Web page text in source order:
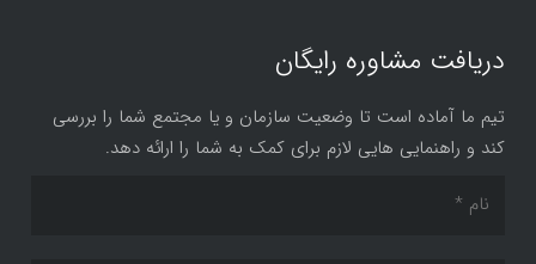
دریافت مشاوره رایگان
تیم ما آماده است تا وضعیت سازمان و یا مجتمع شما را بررسی
کند و راهنمایی هایی لازم برای کمک به شما را ارائه دهد.